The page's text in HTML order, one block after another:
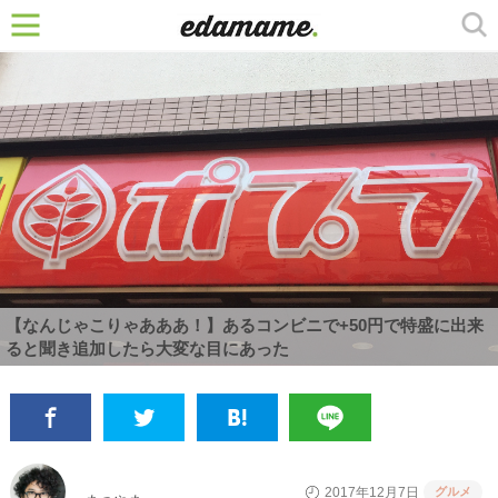
【なんじゃこりゃあああ！】あるコンビニで+50円で特盛に出来
ると聞き追加したら大変な目にあった
2017年12月7日 グルメ